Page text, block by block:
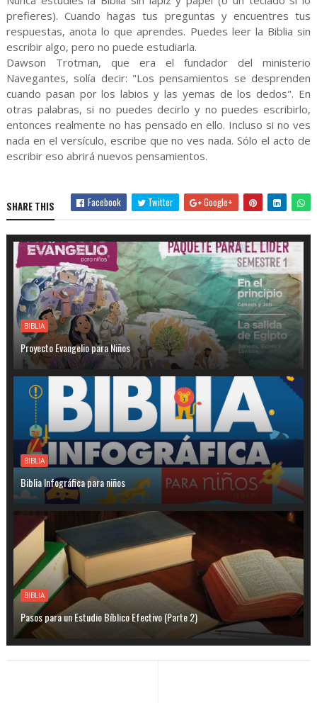
prefieres). Cuando hagas tus preguntas y encuentres tus
respuestas, anota lo que aprendes. Puedes leer la Biblia sin
escribir algo, pero no puede estudiarla.
Dawson Trotman, que era el fundador del ministerio
Navegantes, solía decir: "Los pensamientos se desprenden
cuando pasan por los labios y las yemas de los dedos". En
otras palabras, si no puedes decirlo y no puedes escribirlo,
entonces realmente no has pensado en ello. Incluso si no ves
nada en el versículo, escribe que no ves nada. Sólo el acto de
escribir eso abrirá nuevos pensamientos.
SHARE THIS Facebook Twitter Google+
BIBLIA
Proyecto Evangelio para Niños
BIBLIA
Biblia Infográfica para niños
BIBLIA
Pasos para un Estudio Bíblico Efectivo (Parte 2)